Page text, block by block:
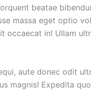
beatae
massa eget optio
occaecat in! Ullam
aute donec odit
magnis! Expedita